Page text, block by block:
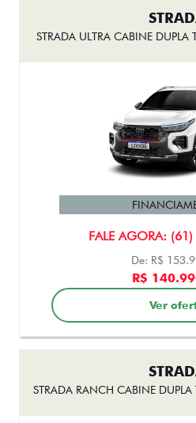
STRADA ULTRA CABINE DUPLA
FALE AGORA:
De: R$
R$
Ver
STRADA RANCH CABINE